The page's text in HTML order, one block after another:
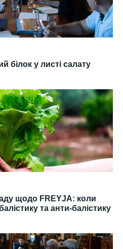
білок у листі салату
щодо FREYJA: коли
та анти-балістику